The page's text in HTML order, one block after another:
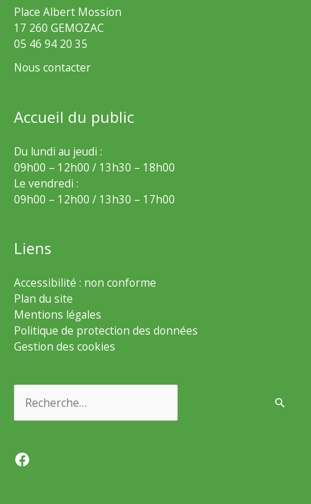
Place Albert Mossion
17 260 GEMOZAC
05 46 94 20 35
Nous contacter
Accueil du public
Du lundi au jeudi :
09h00 – 12h00 / 13h30 – 18h00
Le vendredi :
09h00 – 12h00 / 13h30 – 17h00
Liens
Accessibilité : non conforme
Plan du site
Mentions légales
Politique de protection des données
Gestion des cookies
Facebook